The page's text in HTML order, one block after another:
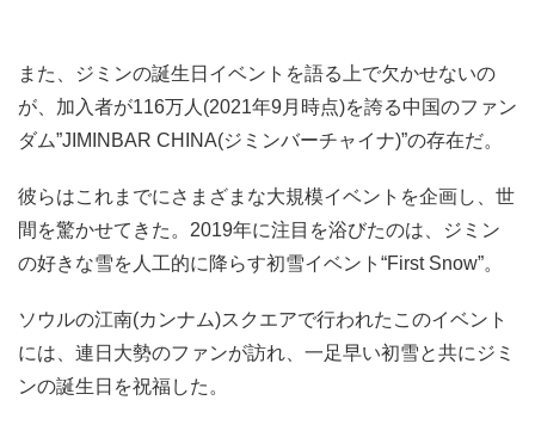
また、ジミンの誕生日イベントを語る上で欠かせないの
が、加入者が116万人(2021年9月時点)を誇る中国のファン
ダム”JIMINBAR CHINA(ジミンバーチャイナ)”の存在だ。
彼らはこれまでにさまざまな大規模イベントを企画し、世
間を驚かせてきた。2019年に注目を浴びたのは、ジミン
の好きな雪を人工的に降らす初雪イベント​​“First Snow”。
ソウルの江南(カンナム)スクエアで行われたこのイベント
には、連日大勢のファンが訪れ、一足早い初雪と共にジミ
ンの誕生日を祝福した。